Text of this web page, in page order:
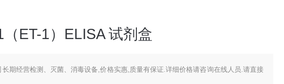
ET-1）ELISA 试剂盒
长期经营检测、灭菌、消毒设备,价格实惠,质量有保证.详细价格请咨询在线人员.请直接